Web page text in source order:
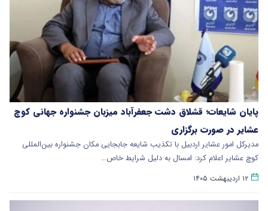
پایان شایعات؛ قشلاق دشت جعفرآباد میزبان جشنواره جهانی کوچ
عشایر در صورت برگزاری
مدیرکل امور عشایر اردبیل با تکذیب شایعه جابجایی مکان جشنواره بین‌المللی
کوچ عشایر اعلام کرد: امسال به دلیل شرایط خاص…
۱۲ اردیبهشت ۱۴۰۵